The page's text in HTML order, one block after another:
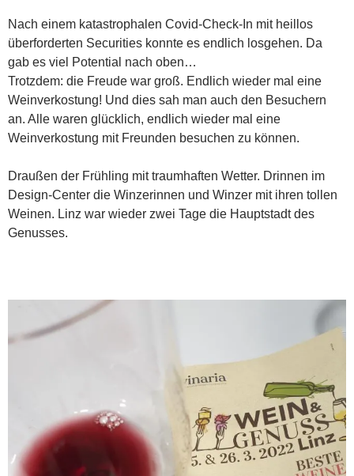
Nach einem katastrophalen Covid-Check-In mit heillos
überforderten Securities konnte es endlich losgehen. Da
gab es viel Potential nach oben…
Trotzdem: die Freude war groß. Endlich wieder mal eine
Weinverkostung! Und dies sah man auch den Besuchern
an. Alle waren glücklich, endlich wieder mal eine
Weinverkostung mit Freunden besuchen zu können.
Draußen der Frühling mit traumhaften Wetter. Drinnen im
Design-Center die Winzerinnen und Winzer mit ihren tollen
Weinen. Linz war wieder zwei Tage die Hauptstadt des
Genusses.